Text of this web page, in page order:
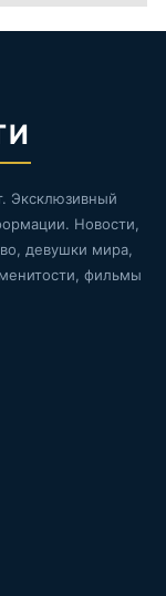
Эксклюзивный
Новости,
девушки мира,
фильмы